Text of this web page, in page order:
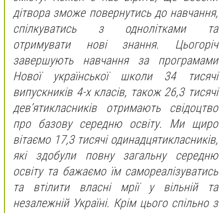
дітвора зможе повернутись до навчання,
спілкуватись з однолітками та
отримувати нові знання. Цьогоріч
завершують навчання за програмами
Нової української школи 34 тисячі
випускників 4-х класів, також 26,3 тисячі
дев’ятикласників отримають свідоцтво
про базову середню освіту. Ми щиро
вітаємо 17,3 тисячі одинадцятикласників,
які здобули повну загальну середню
освіту та бажаємо їм самореалізуватись
та втілити власні мрії у вільній та
незалежній Україні. Крім цього спільно з